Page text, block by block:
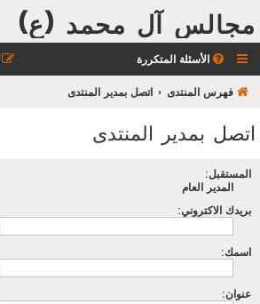
مجالس آل محمد (ع)
الأسئلة المتكررة
فهرس المنتدى اتصل بمدير المنتدى
اتصل بمدير المنتدى
المستقبل:
المدير العام
بريدك الاكتروني:
اسمك:
عنوان: